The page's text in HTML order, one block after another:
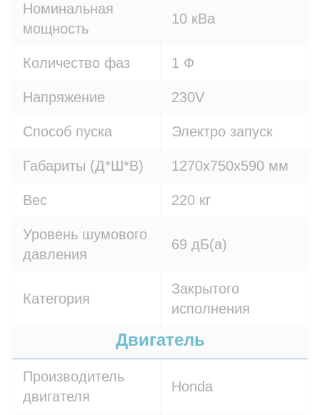
Номинальная
мощность
10 кВа
Количество фаз 1 Ф
Напряжение 230V
Способ пуска Электро запуск
Габариты (Д*Ш*В) 1270х750х590 мм
Вес 220 кг
Уровень шумового
давления
69 дБ(а)
Категория
Закрытого
исполнения
Двигатель
Производитель
двигателя
Honda